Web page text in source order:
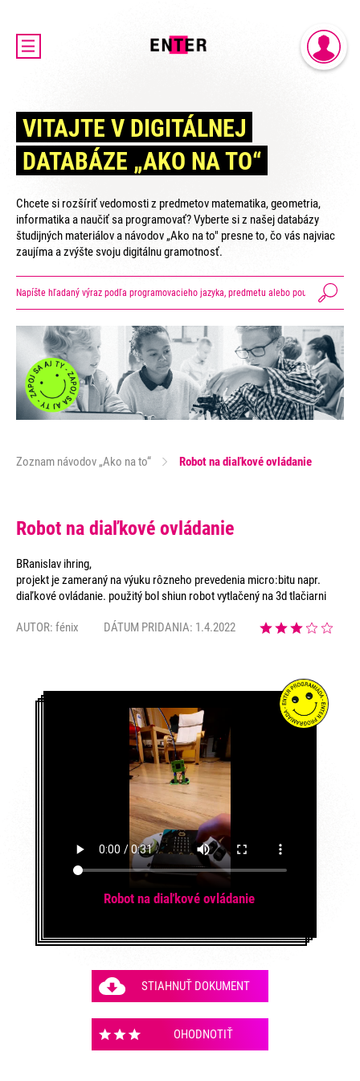
O PROJEKTE ENTER
ENTER MICRO:BIT 3D CUP
ENTER PROGRAMIÁDA
VIDEÁ YOUTUBEROV
VAŠE NÁPADY
KONTAKTY
REGISTRÁCIA
VITAJTE V DIGITÁLNEJ
DATABÁZE „AKO NA TO“
Chcete si rozšíriť vedomosti z predmetov matematika, geometria,
informatika a naučiť sa programovať? Vyberte si z našej databázy
študijných materiálov a návodov „Ako na to" presne to, čo vás najviac
zaujíma a zvýšte svoju digitálnu gramotnosť.
Zoznam návodov „Ako na to“ Robot na diaľkové ovládanie
Robot na diaľkové ovládanie
BRanislav ihring,
projekt je zameraný na výuku rôzneho prevedenia micro:bitu napr.
diaľkové ovládanie. použitý bol shiun robot vytlačený na 3d tlačiarni
AUTOR: fénix DÁTUM PRIDANIA: 1.4.2022
Robot na diaľkové ovládanie
STIAHNUŤ DOKUMENT
OHODNOTIŤ